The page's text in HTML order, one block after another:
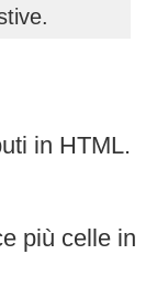
in HTML.
più celle in